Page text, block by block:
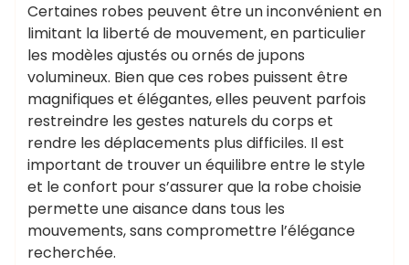
Certaines robes peuvent être un inconvénient en
limitant la liberté de mouvement, en particulier
les modèles ajustés ou ornés de jupons
volumineux. Bien que ces robes puissent être
magnifiques et élégantes, elles peuvent parfois
restreindre les gestes naturels du corps et
rendre les déplacements plus difficiles. Il est
important de trouver un équilibre entre le style
et le confort pour s’assurer que la robe choisie
permette une aisance dans tous les
mouvements, sans compromettre l’élégance
recherchée.